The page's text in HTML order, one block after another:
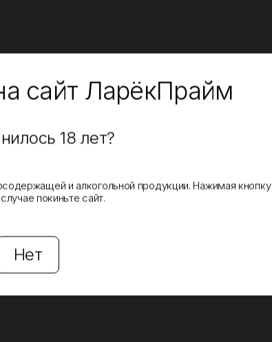
сайт ЛарёкПрайм
18 лет?
и алкогольной продукции. Нажимая кнопку
покиньте сайт.
Нет